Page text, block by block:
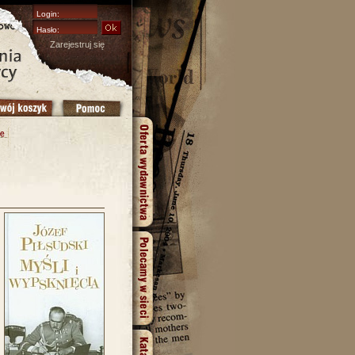
Zarejestruj się